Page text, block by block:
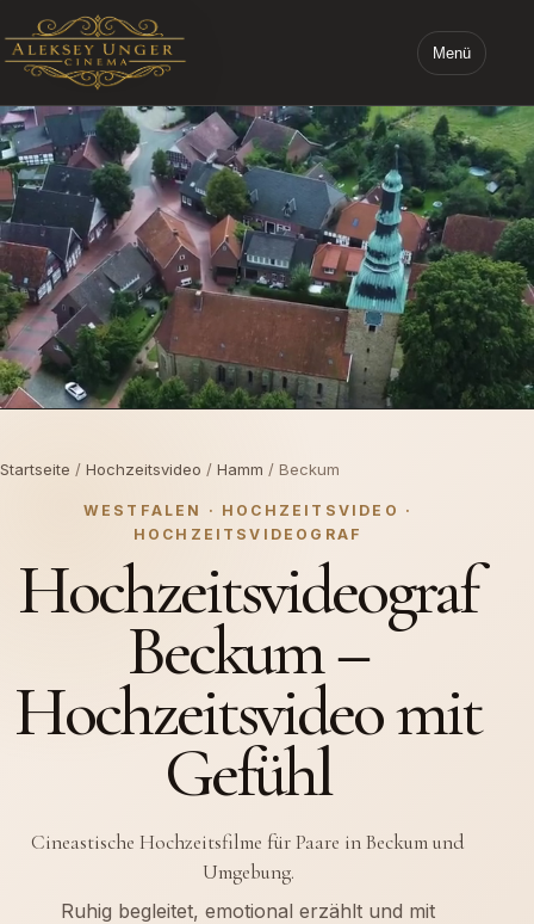
STARTSEITE ALEKSEY UNGER CINEMA Menü
Startseite / Hochzeitsvideo / Hamm / Beckum
WESTFALEN · HOCHZEITSVIDEO ·
HOCHZEITSVIDEOGRAF
Hochzeitsvideograf
Beckum –
Hochzeitsvideo mit
Gefühl
Cineastische Hochzeitsfilme für Paare in Beckum und
Umgebung.
Ruhig begleitet, emotional erzählt und mit